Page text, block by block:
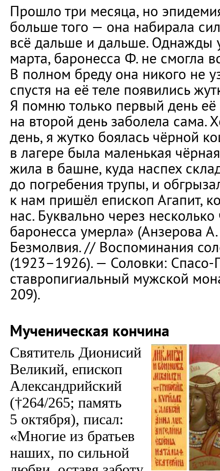
Прошло три месяца, но
больше того — она набирала
всё дальше и дальше. Однажды
марта, баронесса Ф. не смогла
В полном бреду она никого не
спустя на её теле появились
Я помню только первый день её
на второй день заболела сама.
день, я жутко боялась чёрной
в лагере была маленькая
жила в башне, куда наспех
до погребения трупы, и
к нам пришёл епископ Агапит,
нас. Буквально через
баронесса умерла» (Анзерова
Безмолвия. // Воспоминания
(1923–1926). — Соловки:
ставропигиальный мужской
209).
Мученическая кончина
Святитель Дионисий
Великий, епископ
Александрийский
(†264/265; память
5 октября), писал:
«Многие из братьев
наших, по сильной